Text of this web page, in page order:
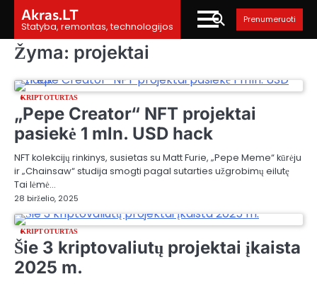
content
Akras.LT
Statyba, remontas, technologijos
Prenumeruoti
Žyma: projektai
KRIPTOTURTAS
„Pepe Creator“ NFT projektai
pasiekė 1 mln. USD hack
NFT kolekcijų rinkinys, susietas su Matt Furie, „Pepe Meme“ kūrėju
ir „Chainsaw“ studija smogti pagal sutarties užgrobimų eilutę
Tai lėmė…
28 birželio, 2025
KRIPTOTURTAS
Šie 3 kriptovaliutų projektai įkaista
2025 m.